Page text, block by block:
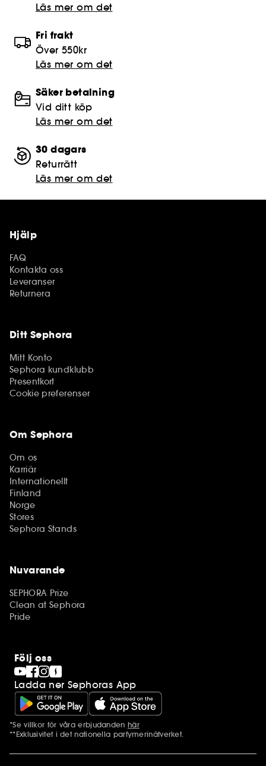
Läs mer om det
Fri frakt
Över 550kr
Läs mer om det
Säker betalning
Vid ditt köp
Läs mer om det
30 dagars
Returrätt
Läs mer om det
Hjälp
FAQ
Kontakta oss
Leveranser
Returnera
Ditt Sephora
Mitt Konto
Sephora kundklubb
Presentkort
Cookie preferenser
Om Sephora
Om os
Karriär
Internationellt
Finland
Norge
Stores
Sephora Stands
Nuvarande
SEPHORA Prize
Clean at Sephora
Pride
Följ oss
Ladda ner Sephoras App
Ytterligare information
*Se villkor för våra erbjudanden här
**Exklusivitet i det nationella parfymerinätverket.